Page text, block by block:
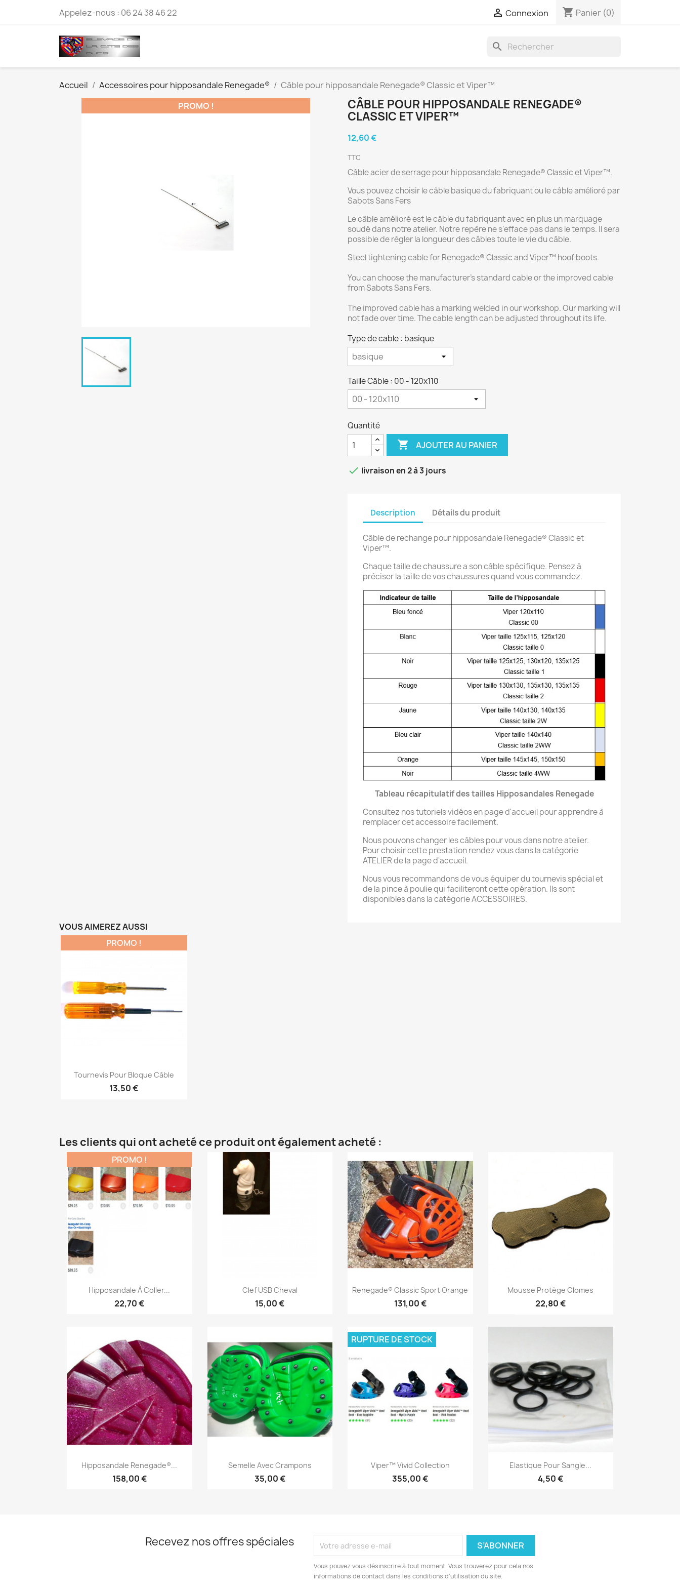
Appelez-nous : 06 24 38 46 22  Connexion shopping_cart Panier (0)
search
Accueil Accessoires pour hipposandale Renegade®
Câble pour hipposandale Renegade® Classic et Viper™
PROMO !
CÂBLE POUR HIPPOSANDALE RENEGADE®
CLASSIC ET VIPER™
12,60 €
TTC
Câble acier de serrage pour hipposandale Renegade® Classic et Viper™.
Vous pouvez choisir le câble basique du fabriquant ou le câble amélioré par
Sabots Sans Fers
Le câble amélioré est le câble du fabriquant avec en plus un marquage
soudé dans notre atelier. Notre repère ne s'efface pas dans le temps. Il sera
possible de régler la longueur des câbles toute le vie du câble.
Steel tightening cable for Renegade® Classic and Viper™ hoof boots.
You can choose the manufacturer's standard cable or the improved cable
from Sabots Sans Fers.
The improved cable has a marking welded in our workshop. Our marking will
not fade over time. The cable length can be adjusted throughout its life.
Type de cable : basique
Taille Câble : 00 - 120x110
Quantité
 AJOUTER AU PANIER
 livraison en 2 à 3 jours
Description Détails du produit
Câble de rechange pour hipposandale Renegade® Classic et
Viper™.
Chaque taille de chaussure a son câble spécifique. Pensez à
préciser la taille de vos chaussures quand vous commandez.
Tableau récapitulatif des tailles Hipposandales Renegade
Consultez nos tutoriels vidéos en page d'accueil pour apprendre à
remplacer cet accessoire facilement.
Nous pouvons changer les câbles pour vous dans notre atelier.
Pour choisir cette prestation rendez vous dans la catégorie
ATELIER de la page d'accueil.
Nous vous recommandons de vous équiper du tournevis spécial et
de la pince à poulie qui faciliteront cette opération. Ils sont
disponibles dans la catégorie ACCESSOIRES.
VOUS AIMEREZ AUSSI
Aperçu rapide
Tournevis Pour Bloque Câble
13,50 €
PROMO !
Les clients qui ont acheté ce produit ont également acheté :
Aperçu rapide
Hipposandale À Coller...
22,70 €
PROMO !
Aperçu rapide
Clef USB Cheval
15,00 €
Aperçu rapide
Renegade® Classic Sport Orange
131,00 €
Aperçu rapide
Mousse Protège Glomes
22,80 €
Aperçu rapide
Hipposandale Renegade®...
158,00 €
Aperçu rapide
Semelle Avec Crampons
35,00 €
Aperçu rapide
Viper™ Vivid Collection
355,00 €
RUPTURE DE STOCK
Aperçu rapide
Elastique Pour Sangle...
4,50 €
Recevez nos offres spéciales
Vous pouvez vous désinscrire à tout moment. Vous trouverez pour cela nos
informations de contact dans les conditions d'utilisation du site.